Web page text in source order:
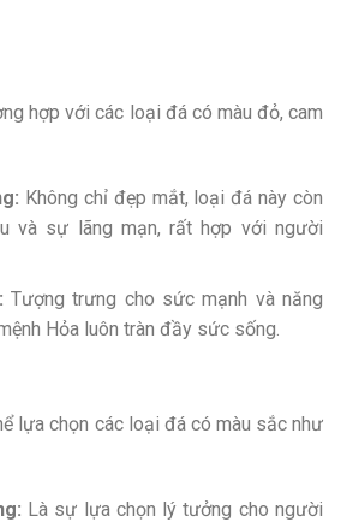
hợp với các loại đá có màu đỏ, cam
Không chỉ đẹp mắt, loại đá này còn
và sự lãng mạn, rất hợp với người
Tượng trưng cho sức mạnh và năng
Hỏa luôn tràn đầy sức sống.
lựa chọn các loại đá có màu sắc như
Là sự lựa chọn lý tưởng cho người